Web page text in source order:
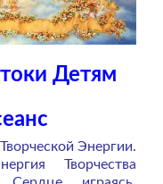
Детям
Энергии.
Творчества